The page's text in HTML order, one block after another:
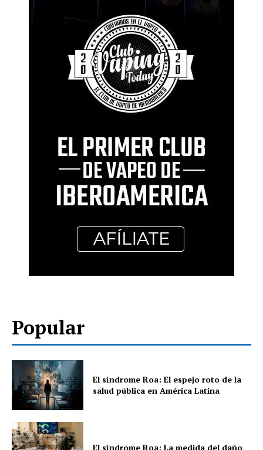
Popular
El síndrome Roa: El espejo roto de la
salud pública en América Latina
El síndrome Roa: La medida del daño